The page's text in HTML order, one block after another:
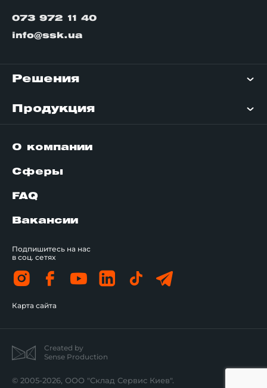
073 972 11 40
info@ssk.ua
Решения
Продукция
О компании
Сферы
FAQ
Вакансии
Подпишитесь на нас
в соц. сетях
Карта сайта
Created by
Sense Production
© 2005-2026, ООО "Склад Сервис Киев".